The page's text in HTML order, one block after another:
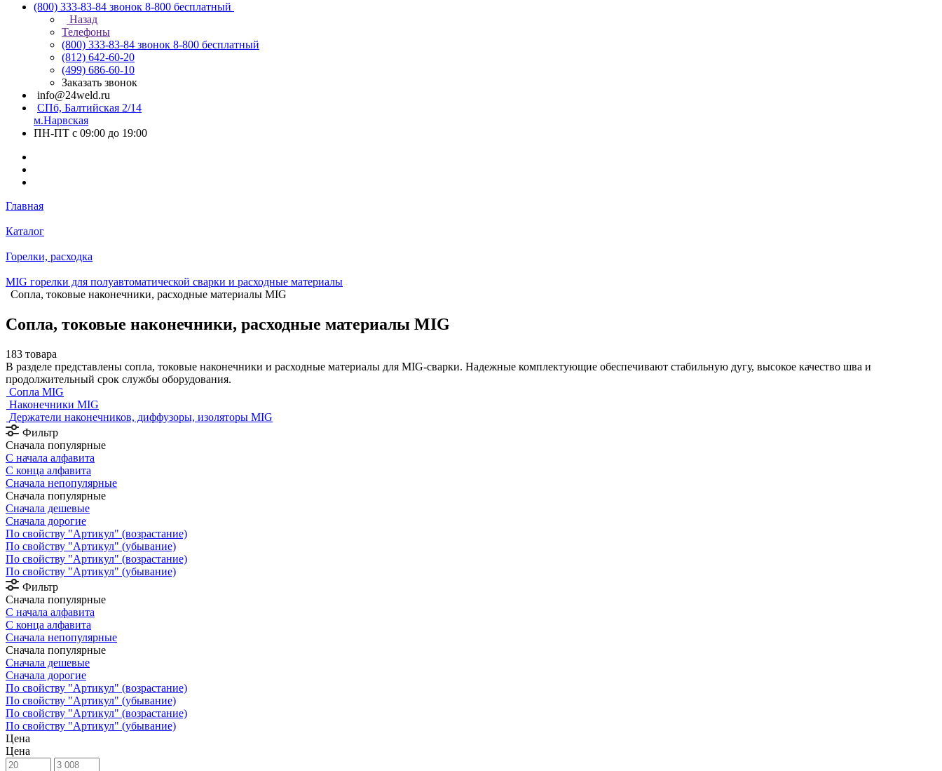
(800) 333-83-84 звонок 8-800 бесплатный
Назад
Телефоны
(800) 333-83-84 звонок 8-800 бесплатный
(812) 642-60-20
(499) 686-60-10
Заказать звонок
info@24weld.ru
СПб, Балтийская 2/14
м.Нарвская
ПН-ПТ с 09:00 до 19:00
Главная
Каталог
Горелки, расходка
MIG горелки для полуавтоматической сварки и расходные материалы
Сопла, токовые наконечники, расходные материалы MIG
Сопла, токовые наконечники, расходные материалы MIG
183 товара
В разделе представлены сопла, токовые наконечники и расходные материалы для MIG-сварки. Надежные комплектующие обеспечивают стабильную дугу, высокое качество шва и
продолжительный срок службы оборудования.
Сопла MIG
Наконечники MIG
Держатели наконечников, диффузоры, изоляторы MIG
Фильтр
Сначала популярные
С начала алфавита
С конца алфавита
Сначала непопулярные
Сначала популярные
Сначала дешевые
Сначала дорогие
По свойству "Артикул" (возрастание)
По свойству "Артикул" (убывание)
По свойству "Артикул" (возрастание)
По свойству "Артикул" (убывание)
Фильтр
Сначала популярные
С начала алфавита
С конца алфавита
Сначала непопулярные
Сначала популярные
Сначала дешевые
Сначала дорогие
По свойству "Артикул" (возрастание)
По свойству "Артикул" (убывание)
По свойству "Артикул" (возрастание)
По свойству "Артикул" (убывание)
Цена
Цена